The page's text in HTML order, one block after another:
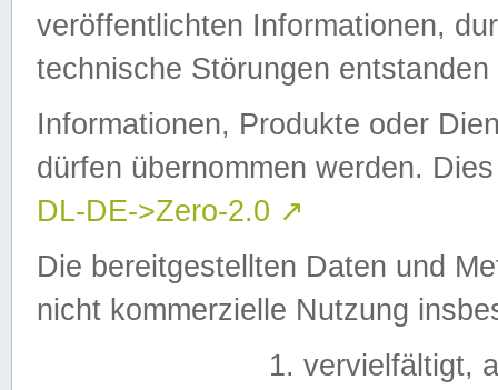
veröffentlichten Informationen,
technische Störungen
Informationen, Produkte oder
dürfen übernommen werden.
DL-DE->Zero-2.0 ↗
Die bereitgestellten Daten und
nicht kommerzielle Nutzung
vervielfältigt,